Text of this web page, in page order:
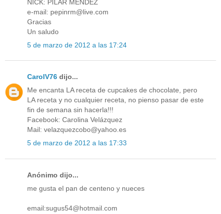
NICK: PILAR MENDEZ
e-mail: pepinrm@live.com
Gracias
Un saludo
5 de marzo de 2012 a las 17:24
CarolV76 dijo...
Me encanta LA receta de cupcakes de chocolate, pero
LA receta y no cualquier receta, no pienso pasar de este
fin de semana sin hacerla!!!
Facebook: Carolina Velázquez
Mail: velazquezcobo@yahoo.es
5 de marzo de 2012 a las 17:33
Anónimo dijo...
me gusta el pan de centeno y nueces
email:sugus54@hotmail.com